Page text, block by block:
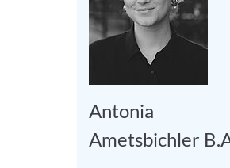
Antonia
Ametsbichler